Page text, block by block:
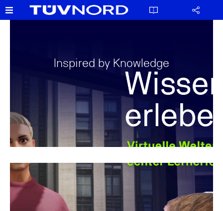
Inspired by Knowledge